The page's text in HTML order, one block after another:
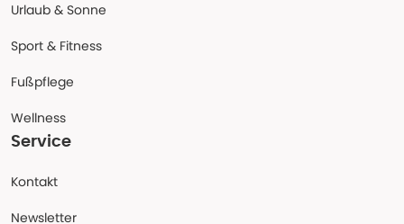
Urlaub & Sonne
Sport & Fitness
Fußpflege
Wellness
Service
Kontakt
Newsletter